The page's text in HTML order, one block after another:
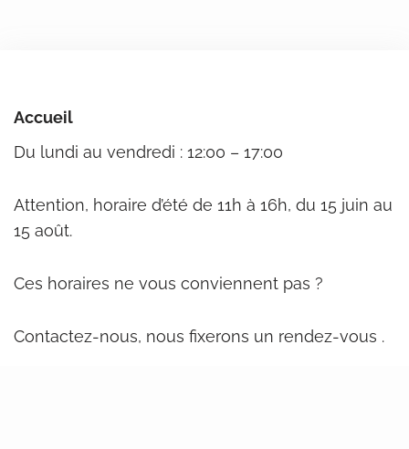
Accueil
Du lundi au vendredi : 12:00 – 17:00
Attention, horaire d’été de 11h à 16h, du 15 juin au
15 août.
Ces horaires ne vous conviennent pas ?
Contactez-nous, nous fixerons un rendez-vous .